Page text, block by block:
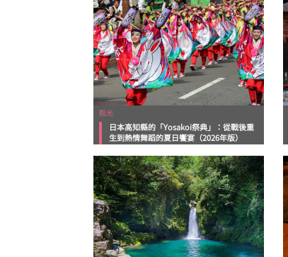
觀光
日本高知縣的「Yosakoi祭典」：從戰後重
生到熱情舞蹈的夏日饗宴（2026年版）